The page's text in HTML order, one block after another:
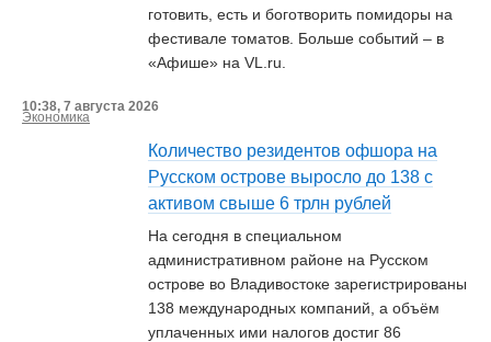
готовить, есть и боготворить помидоры на
фестивале томатов. Больше событий – в
«Афише» на VL.ru.
10:38, 7 августа 2026
Экономика
Количество резидентов офшора на
Русском острове выросло до 138 с
активом свыше 6 трлн рублей
На сегодня в специальном
административном районе на Русском
острове во Владивостоке зарегистрированы
138 международных компаний, а объём
уплаченных ими налогов достиг 86